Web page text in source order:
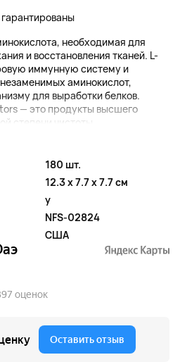
необходимая для
и восстановления тканей. L-
иммунную систему и
аминокислот,
для выработки белков.
— это продукты высшего
степени чистоты....
180 шт.
12.3 x 7.7 x 7.7 см
y
NFS-02824
США